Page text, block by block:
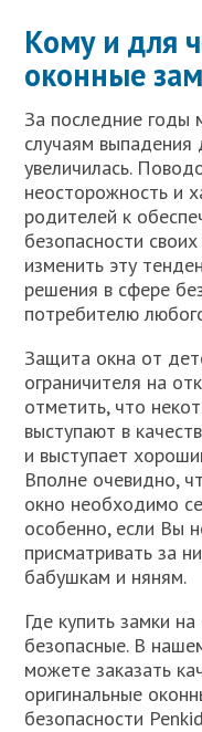
Кому и для
оконные
За последние годы
случаям выпадения
увеличилась.
неосторожность и
родителей к
безопасности
изменить эту
решения в сфере
потребителю
Защита окна от
ограничителя на
отметить, что
выступают в
и выступает
Вполне очевидно,
окно необходимо
особенно, если Вы
присматривать за
бабушкам и няням.
Где купить замки
безопасные. В
можете заказать
оригинальные
безопасности